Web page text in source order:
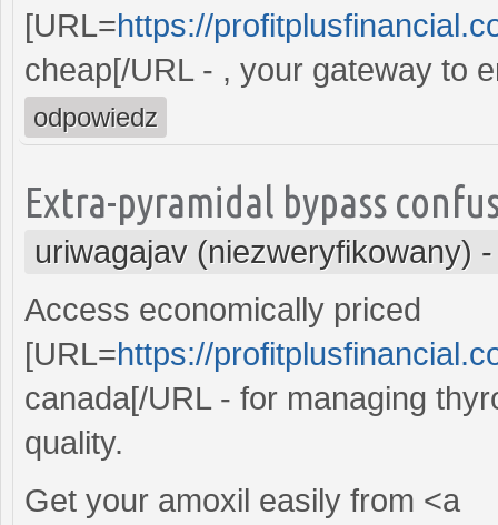
[URL=https://
cheap[/URL - , your gateway to
odpowiedz
Extra-pyramidal bypass
uriwagajav (niezweryfikowany)
Access economically priced
[URL=https://
canada[/URL - for managing
quality.
Get your amoxil easily from <a